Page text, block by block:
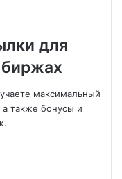
для
биржах
максимальный
также бонусы и